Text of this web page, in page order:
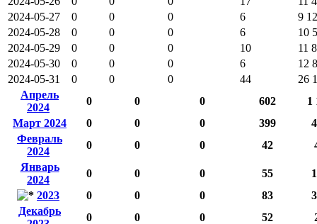
2024-05-27
0 0 0 6
9
2024-05-28
0 0 0 6
10
2024-05-29
0 0 0 10
11
2024-05-30
0 0 0 6
12
2024-05-31
0 0 0 44
26
Апрель
2024
0 0 0 602
1
Март 2024
0 0 0 399
Февраль
2024
0 0 0 42
Январь
2024
0 0 0 55
2023
0 0 0 83
Декабрь
0 0 0 52